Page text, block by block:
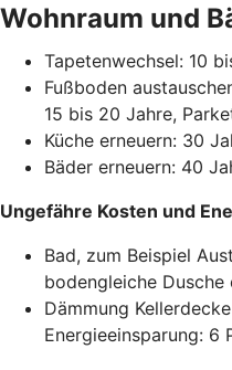
Wohnraum und
Tapetenwechsel: 10
Fußboden
15 bis 20 Jahre,
Küche erneuern: 30
Bäder erneuern: 40
Ungefähre Kosten und
Bad, zum Beispiel
bodengleiche Dusche
Dämmung
Energieeinsparung: 6